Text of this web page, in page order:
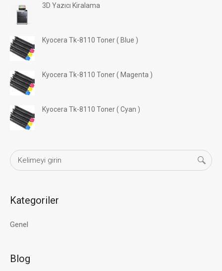
3D Yazıcı Kiralama
Kyocera Tk-8110 Toner ( Blue )
Kyocera Tk-8110 Toner ( Magenta )
Kyocera Tk-8110 Toner ( Cyan )
Kategoriler
Genel
Blog